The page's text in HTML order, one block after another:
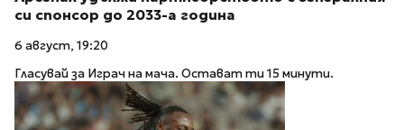
си спонсор до 2033-а година
6 август, 19:20
Гласувай за Играч на мача. Остават ти 15 минути.